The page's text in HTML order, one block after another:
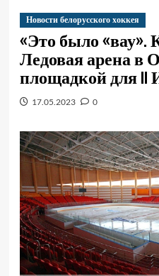
Новости белорусского хоккея
«Это было «вау».
Ледовая арена в
площадкой для II
17.05.2023 0